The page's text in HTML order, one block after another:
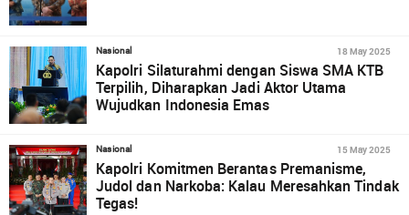
Nasional 18 May 2025
Kapolri Silaturahmi dengan Siswa SMA KTB
Terpilih, Diharapkan Jadi Aktor Utama
Wujudkan Indonesia Emas
Nasional 15 May 2025
Kapolri Komitmen Berantas Premanisme,
Judol dan Narkoba: Kalau Meresahkan Tindak
Tegas!